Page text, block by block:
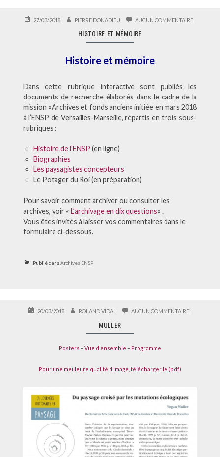
PUBLIÉ27/03/2018 AUTEURPIERRE DONADIEU AUCUN COMMENTAIRESUR
HISTOIRE ET MÉMOIRE
Histoire et mémoire
Dans cette rubrique interactive sont publiés les
documents de recherche élaborés dans le cadre de la
mission «Archives et fonds ancien» initiée en mars 2018
à l’ENSP de Versailles-Marseille, répartis en trois sous-
rubriques :
Histoire de l’ENSP (en ligne)
Biographies
Les paysagistes concepteurs
Le Potager du Roi (en préparation)
Pour savoir comment archiver ou consulter les
archives, voir « L’archivage en dix questions« .
Vous êtes invités à laisser vos commentaires dans le
formulaire ci-dessous.
Publié dansArchives ENSP
PUBLIÉ20/03/2018 AUTEURROLAND VIDAL AUCUN COMMENTAIRESUR
MULLER
Posters – Vue d’ensemble – Programme
Pour une meilleure qualité d’image, télécharger le (pdf)